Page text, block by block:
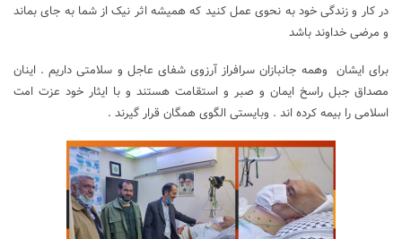
در کار و زندگی خود به نحوی عمل کنید که همیشه اثر نیک از شما به جای بماند
و مرضی خداوند باشد
برای ایشان وهمه جانبازان سرافراز آرزوی شفای عاجل و سلامتی داریم . اینان
مصداق جبل راسخ ایمان و صبر و استقامت هستند و با ایثار خود عزت امت
اسلامی را بیمه کرده اند . وبایستی الگوی همگان قرار گیرند .